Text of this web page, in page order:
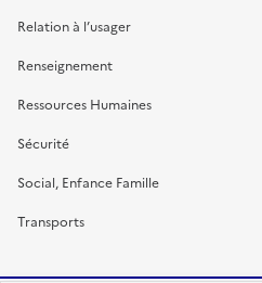
Relation à l’usager
Renseignement
Ressources Humaines
Sécurité
Social, Enfance Famille
Transports